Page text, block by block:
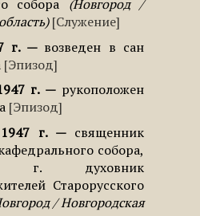
собора
Новгород /
Служение
г.
возведен в сан
Эпизод
г.
рукоположен
Эпизод
г.
священник
собора,
духовник
Старорусского
/ Новгородская